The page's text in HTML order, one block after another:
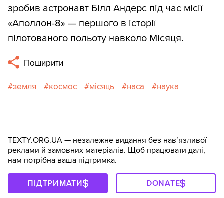
зробив астронавт Білл Андерс під час місії
«Аполлон-8» — першого в історії
пілотованого польоту навколо Місяця.
Поширити
земля космос місяць наса наука
TEXTY.ORG.UA — незалежне видання без навʼязливої
реклами й замовних матеріалів. Щоб працювати далі,
нам потрібна ваша підтримка.
ПІДТРИМАТИ DONATE